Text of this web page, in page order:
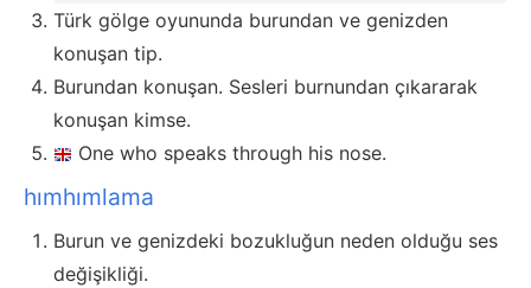
Türk gölge oyununda burundan ve genizden
konuşan tip.
Burundan konuşan. Sesleri burnundan çıkararak
konuşan kimse.
One who speaks through his nose.
hımhımlama
Burun ve genizdeki bozukluğun neden olduğu ses
değişikliği.